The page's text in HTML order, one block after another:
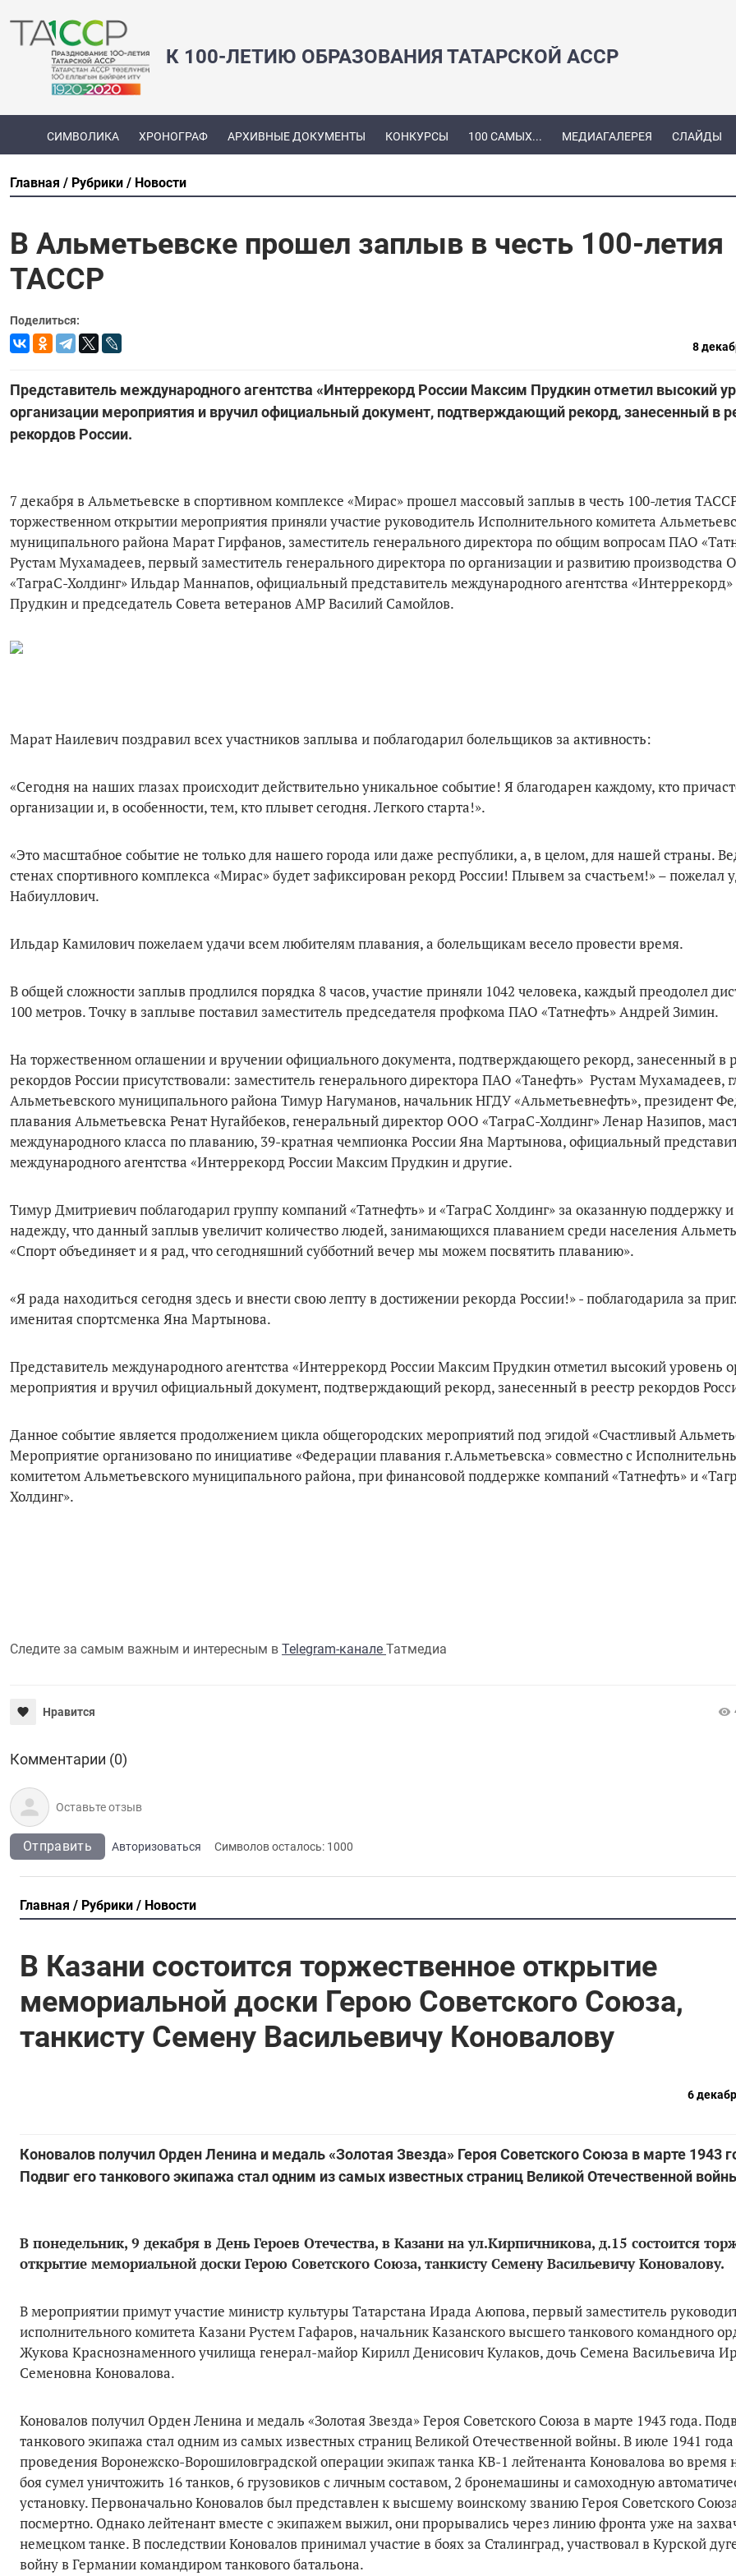
К 100-ЛЕТИЮ ОБРАЗОВАНИЯ ТАТАРСКОЙ АССР
СИМВОЛИКА ХРОНОГРАФ АРХИВНЫЕ ДОКУМЕНТЫ КОНКУРСЫ 100 САМЫХ... МЕДИАГАЛЕРЕЯ СЛАЙДЫ
Главная Рубрики Новости
В Альметьевске прошел заплыв в честь 100-летия
ТАССР
Поделиться:
8
Представитель международного агентства «Интеррекорд России Максим Прудкин отметил высокий
организации мероприятия и вручил официальный документ, подтверждающий рекорд, занесенный в
рекордов России.
7 декабря в Альметьевске в спортивном комплексе «Мирас» прошел массовый заплыв в честь 100-летия
торжественном открытии мероприятия приняли участие руководитель Исполнительного комитета
муниципального района Марат Гирфанов, заместитель генерального директора по общим вопросам ПАО
Рустам Мухамадеев, первый заместитель генерального директора по организации и развитию производства
«ТаграС-Холдинг» Ильдар Маннапов, официальный представитель международного агентства
Прудкин и председатель Совета ветеранов АМР Василий Самойлов.
Марат Наилевич поздравил всех участников заплыва и поблагодарил болельщиков за активность:
«Сегодня на наших глазах происходит действительно уникальное событие! Я благодарен каждому, кто
организации и, в особенности, тем, кто плывет сегодня. Легкого старта!».
«Это масштабное событие не только для нашего города или даже республики, а, в целом, для нашей страны.
стенах спортивного комплекса «Мирас» будет зафиксирован рекорд России! Плывем за счастьем!» – пожелал
Набиуллович.
Ильдар Камилович пожелаем удачи всем любителям плавания, а болельщикам весело провести время.
В общей сложности заплыв продлился порядка 8 часов, участие приняли 1042 человека, каждый преодолел
100 метров. Точку в заплыве поставил заместитель председателя профкома ПАО «Татнефть» Андрей Зимин.
На торжественном оглашении и вручении официального документа, подтверждающего рекорд, занесенный в
рекордов России присутствовали: заместитель генерального директора ПАО «Танефть» Рустам Мухамадеев,
Альметьевского муниципального района Тимур Нагуманов, начальник НГДУ «Альметьевнефть», президент
плавания Альметьевска Ренат Нугайбеков, генеральный директор ООО «ТаграС-Холдинг» Ленар Назипов,
международного класса по плаванию, 39-кратная чемпионка России Яна Мартынова, официальный
международного агентства «Интеррекорд России Максим Прудкин и другие.
Тимур Дмитриевич поблагодарил группу компаний «Татнефть» и «ТаграС Холдинг» за оказанную поддержку
надежду, что данный заплыв увеличит количество людей, занимающихся плаванием среди населения
«Спорт объединяет и я рад, что сегодняшний субботний вечер мы можем посвятить плаванию».
«Я рада находиться сегодня здесь и внести свою лепту в достижении рекорда России!» - поблагодарила за
именитая спортсменка Яна Мартынова.
Представитель международного агентства «Интеррекорд России Максим Прудкин отметил высокий уровень
мероприятия и вручил официальный документ, подтверждающий рекорд, занесенный в реестр рекордов
Данное событие является продолжением цикла общегородских мероприятий под эгидой «Счастливый
Мероприятие организовано по инициативе «Федерации плавания г.Альметьевска» совместно с
комитетом Альметьевского муниципального района, при финансовой поддержке компаний «Татнефть» и
Холдинг».
Следите за самым важным и интересным в Telegram-канале Татмедиа
Нравится
Комментарии (0)
Отправить Авторизоваться Символов осталось: 1000
Главная Рубрики Новости
В Казани состоится торжественное открытие
мемориальной доски Герою Советского Союза,
танкисту Семену Васильевичу Коновалову
6
Коновалов получил Орден Ленина и медаль «Золотая Звезда» Героя Советского Союза в марте 1943
Подвиг его танкового экипажа стал одним из самых известных страниц Великой Отечественной
В понедельник, 9 декабря в День Героев Отечества, в Казани на ул.Кирпичникова, д.15 состоится
открытие мемориальной доски Герою Советского Союза, танкисту Семену Васильевичу Коновалову.
В мероприятии примут участие министр культуры Татарстана Ирада Аюпова, первый заместитель
исполнительного комитета Казани Рустем Гафаров, начальник Казанского высшего танкового командного
Жукова Краснознаменного училища генерал-майор Кирилл Денисович Кулаков, дочь Семена Васильевича
Семеновна Коновалова.
Коновалов получил Орден Ленина и медаль «Золотая Звезда» Героя Советского Союза в марте 1943 года.
танкового экипажа стал одним из самых известных страниц Великой Отечественной войны. В июле 1941
проведения Воронежско-Ворошиловградской операции экипаж танка КВ-1 лейтенанта Коновалова во время
боя сумел уничтожить 16 танков, 6 грузовиков с личным составом, 2 бронемашины и самоходную
установку. Первоначально Коновалов был представлен к высшему воинскому званию Героя Советского
посмертно. Однако лейтенант вместе с экипажем выжил, они прорывались через линию фронта уже на
немецком танке. В последствии Коновалов принимал участие в боях за Сталинград, участвовал в Курской
войну в Германии командиром танкового батальона.